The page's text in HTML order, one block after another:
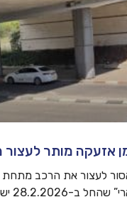
אזעקה מותר
לעצור את הרכב